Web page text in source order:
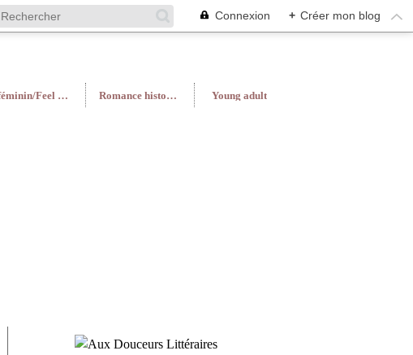
Connexion + Créer mon blog
Roman féminin/Feel Good Romance historique Young adult